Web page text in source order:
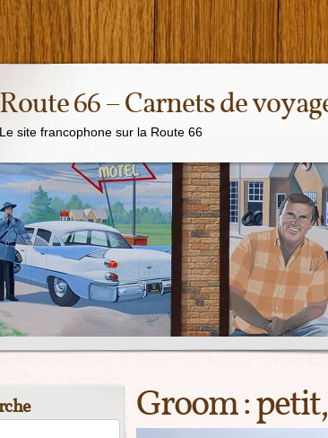
Route 66 – Carnets de
Le site francophone sur la Route 66
Groom :